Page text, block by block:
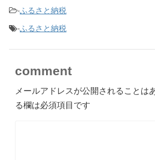
-ふるさと納税
-ふるさと納税
comment
メールアドレスが公開されることは
る欄は必須項目です